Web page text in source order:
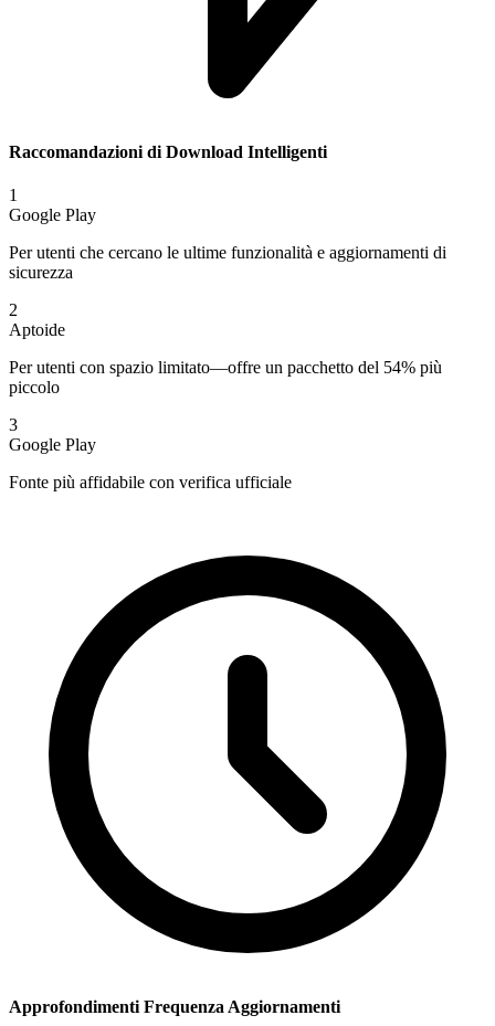
Raccomandazioni di Download Intelligenti
1
Google Play
Per utenti che cercano le ultime funzionalità e aggiornamenti di
sicurezza
2
Aptoide
Per utenti con spazio limitato—offre un pacchetto del 54% più
piccolo
3
Google Play
Fonte più affidabile con verifica ufficiale
Approfondimenti Frequenza Aggiornamenti